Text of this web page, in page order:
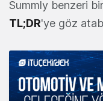
Summly benzeri
TL;DR'ye göz